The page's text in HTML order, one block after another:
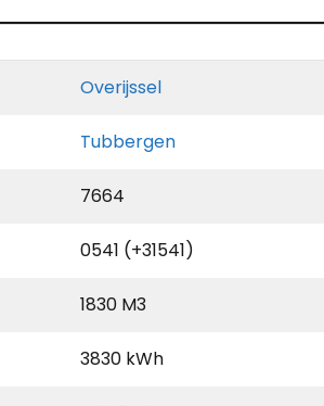
Overijssel
Tubbergen
7664
0541 (+31541)
1830 M3
3830 kWh